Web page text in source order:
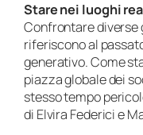
Stare nei luoghi
Confrontare diverse
riferiscono al
generativo. Come
piazza globale dei
stesso tempo
di Elvira Federici e